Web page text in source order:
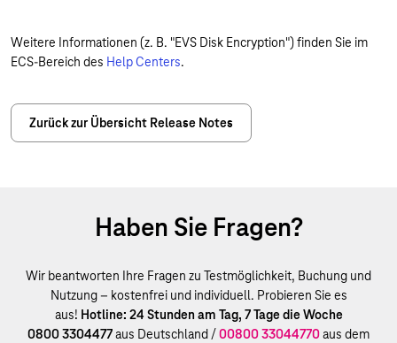
Weitere Informationen (z. B. "EVS Disk Encryption") finden Sie im
ECS-Bereich des Help Centers.
Zurück zur Übersicht Release Notes
Haben Sie Fragen?
Wir beantworten Ihre Fragen zu Testmöglichkeit, Buchung und
Nutzung – kostenfrei und individuell. Probieren Sie es
aus! Hotline: 24 Stunden am Tag, 7 Tage die Woche
0800 3304477aus Deutschland /00800 33044770aus dem